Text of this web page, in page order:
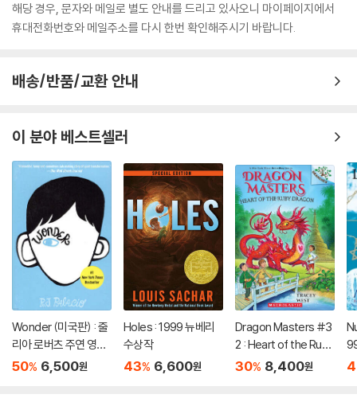
해당 경우, 문자와 메일로 별도 안내를 드리고 있사오니 마이페이지에서
휴대전화번호와 메일주소를 다시 한번 확인해주시기 바랍니다.
배송/반품/교환 안내
이 분야 베스트셀러
Wonder (미국판) : 줄
리아 로버츠 주연 영화
'원더' 원작 소설
50% 6,500원
Holes : 1999 뉴베리
수상작
43% 6,600원
Dragon Masters #3
2 : Heart of the Ruby
Dragon (A Branches
30% 8,400원